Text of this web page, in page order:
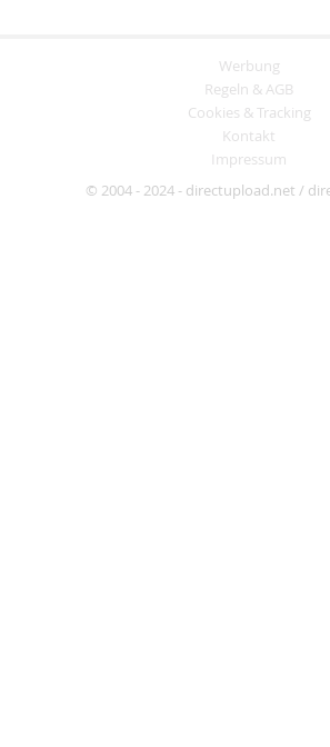
Werbung
Regeln & AGB
Cookies & Tracking
Kontakt
Impressum
© 2004 - 2024 - directupload.net /